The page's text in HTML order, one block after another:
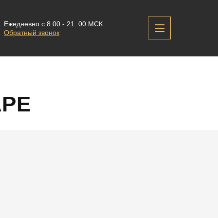
Ежедневно с 8.00 - 21. 00 МСК
Обратный звонок